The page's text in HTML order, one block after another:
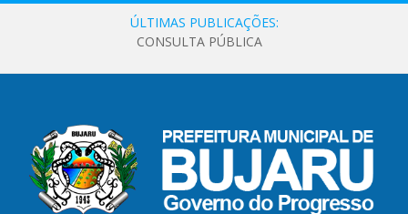
ÚLTIMAS PUBLICAÇÕES:
CONSULTA PÚBLICA